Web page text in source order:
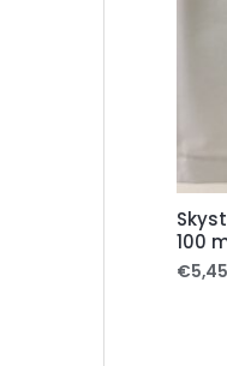
100
€5,45